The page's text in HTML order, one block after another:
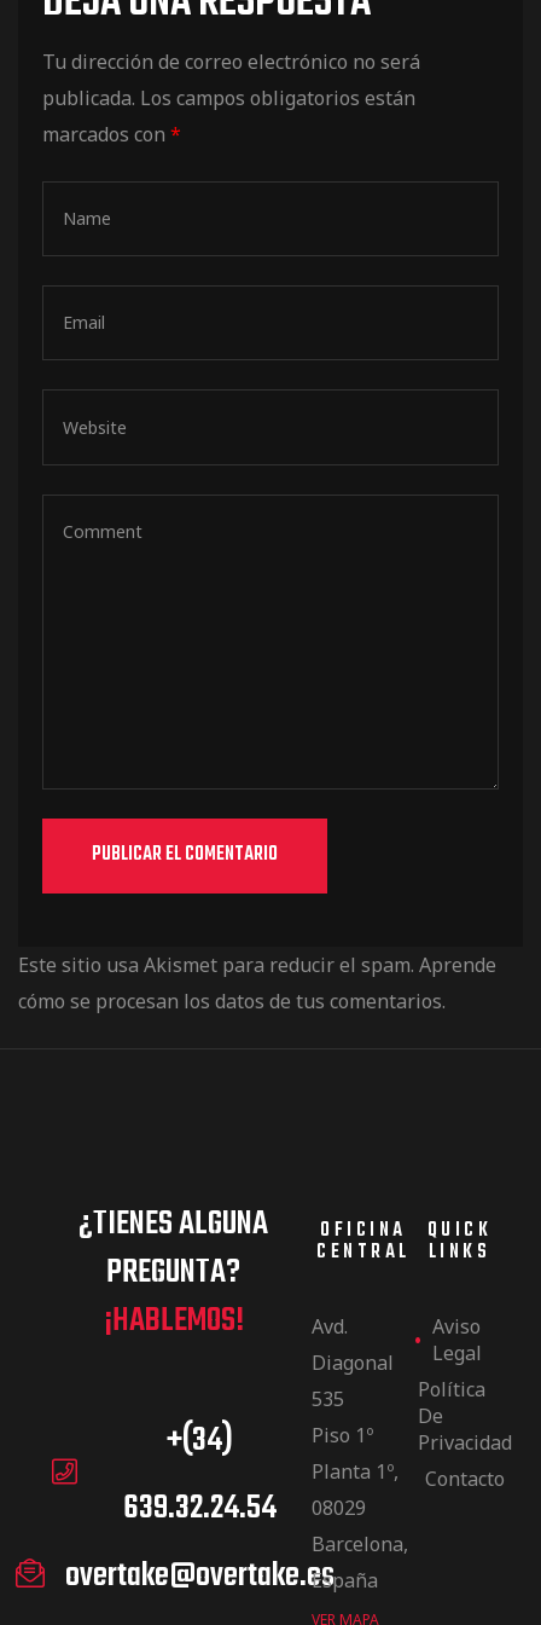
Tu dirección de correo electrónico no será
publicada. Los campos obligatorios están
marcados con *
Este sitio usa Akismet para reducir el spam. Aprende
cómo se procesan los datos de tus comentarios.
¿TIENES ALGUNA
PREGUNTA?
¡HABLEMOS!
+(34)
639.32.24.54
overtake@overtake.es
OFICINA
CENTRAL
Avd.
Diagonal
535
Piso 1º
Planta 1º,
08029
Barcelona,
España
VER MAPA
QUICK
LINKS
Aviso
Legal
Política
De
Privacidad
Contacto
pista